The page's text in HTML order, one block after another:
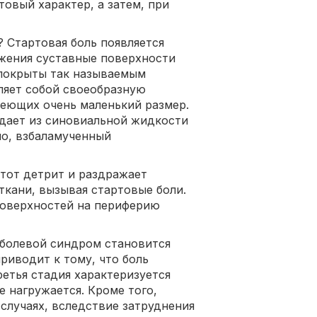
характер, а затем, при
боль появляется
суставные поверхности
так называемым
собой своеобразную
очень маленький размер.
из синовиальной жидкости
взбаламученный
детрит и раздражает
вызывая стартовые боли.
на периферию
синдром становится
к тому, что боль
стадия характеризуется
нагружается. Кроме того,
вследствие затруднения